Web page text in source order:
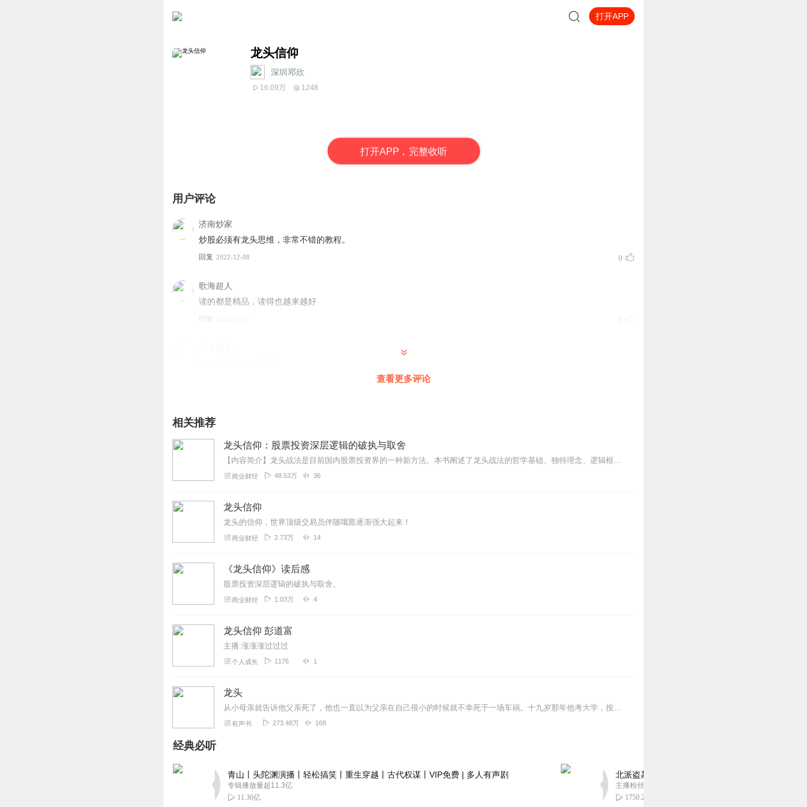
打开APP
龙头信仰
深圳邓欣
16.09万 1248
打开APP，完整收听
用户评论
济南炒家
炒股必须有龙头思维，非常不错的教程。
回复 2022-12-08 0
歌海超人
读的都是精品，读得也越来越好
回复
非常好的书，耐心听两遍，哪怕有一句有用都很值，虽然是节选，也非常受益。 声音也很棒，语速正好，赞一下！
2024-04-19
2022-11-08
查看更多评论
相关推荐
龙头信仰：股票投资深层逻辑的破执与取舍
【内容简介】龙头战法是目前国内股票投资界的一种新方法。本书阐述了龙头战法的哲学基础、独特理念、逻辑框架和心法，介绍了龙头思想在股票投资中的具体运用。本书谈论龙头...
商业财经 48.53万 36
龙头信仰
龙头的信仰，世界顶级交易员伴随哦豁逐渐强大起来！
商业财经 2.73万 14
《龙头信仰》读后感
股票投资深层逻辑的破执与取舍。
商业财经 1.03万 4
龙头信仰 彭道富
主播:涨涨涨过过过
个人成长 1176 1
龙头
从小母亲就告诉他父亲死了，他也一直以为父亲在自己很小的时候就不幸死于一场车祸。十九岁那年他考大学，按照母亲的意思进了那所大学，他却不知道，自他走出这一步就奠定了...
有声书 273.48万 168
经典必听
青山丨头陀渊演播丨轻松搞笑丨重生穿越丨古代权谋丨VIP免费 | 多人有声剧
专辑播放量超11.3亿
11.36亿
北派盗墓笔记丨头陀渊出品丨悬疑灵异丨摸金校尉
主播粉丝1659万
1750.21万